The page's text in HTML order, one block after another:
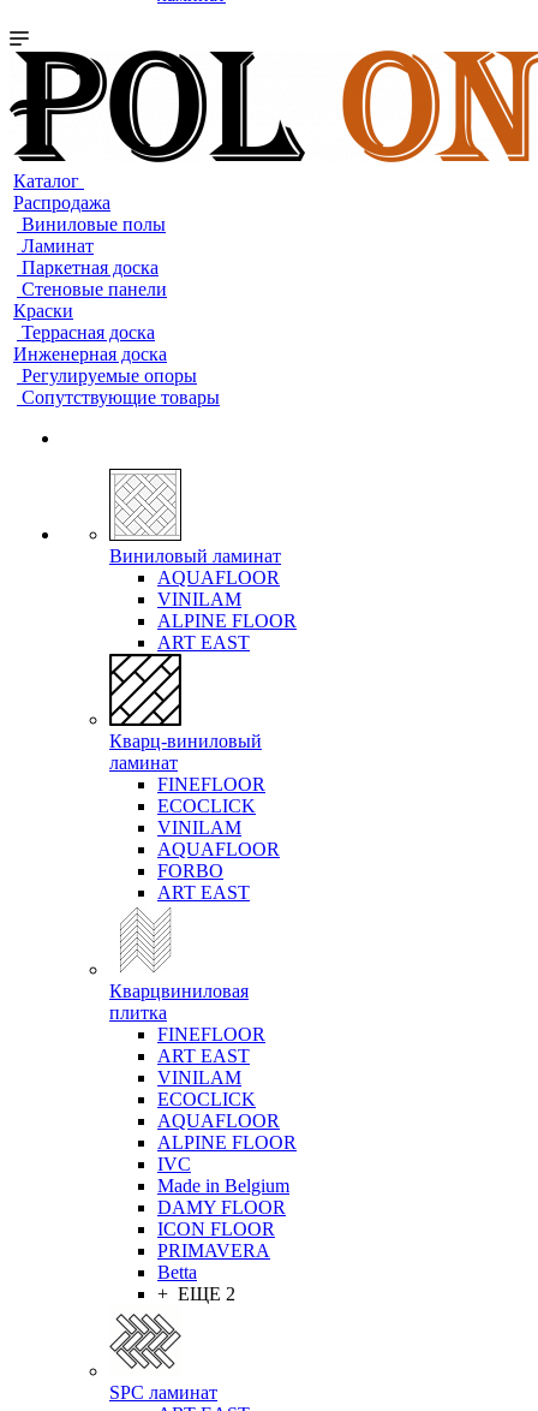
Каталог
Распродажа
Виниловые полы
Ламинат
Паркетная доска
Стеновые панели
Краски
Террасная доска
Инженерная доска
Регулируемые опоры
Сопутствующие товары
Виниловый ламинат
AQUAFLOOR
VINILAM
ALPINE FLOOR
ART EAST
Кварц-виниловый
ламинат
FINEFLOOR
ECOCLICK
VINILAM
AQUAFLOOR
FORBO
ART EAST
Кварцвиниловая
плитка
FINEFLOOR
ART EAST
VINILAM
ECOCLICK
AQUAFLOOR
ALPINE FLOOR
IVC
Made in Belgium
DAMY FLOOR
ICON FLOOR
PRIMAVERA
Betta
+ ЕЩЕ 2
SPC ламинат